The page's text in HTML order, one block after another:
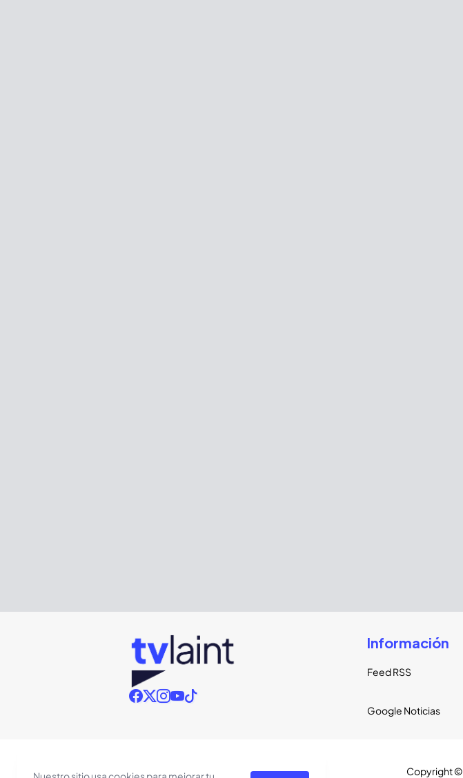
Información
Feed RSS
Google Noticias
Copyright ©